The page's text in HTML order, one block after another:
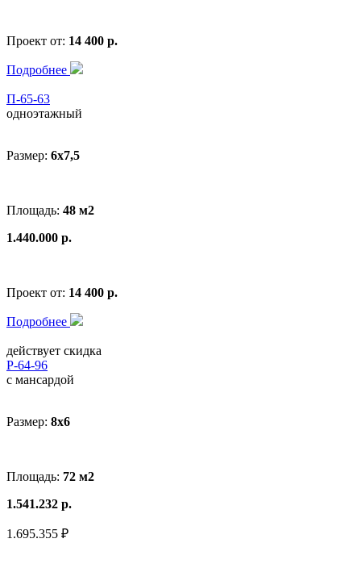
Проект от: 14 400 р.
Подробнее
П-65-63
одноэтажный
Размер: 6x7,5
Площадь: 48 м2
1.440.000 р.
Проект от: 14 400 р.
Подробнее
действует скидка
Р-64-96
с мансардой
Размер: 8x6
Площадь: 72 м2
1.541.232 р.
1.695.355 ₽